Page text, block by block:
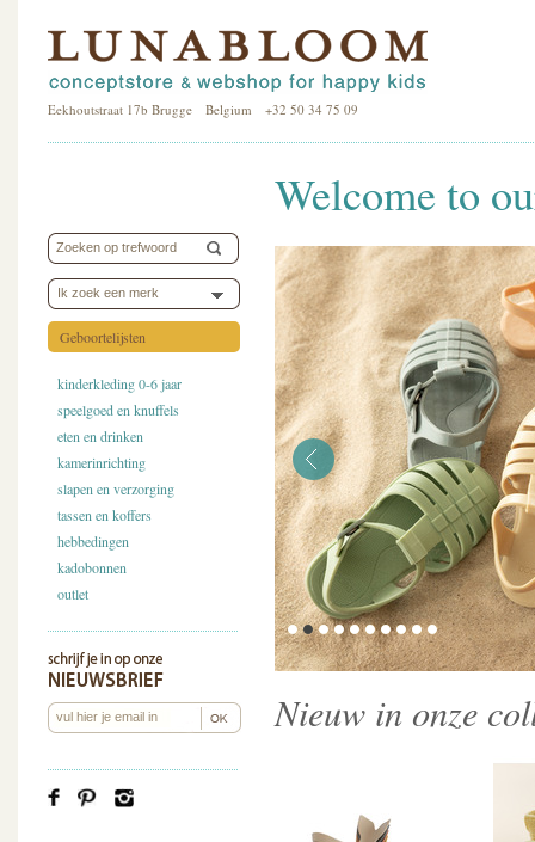
Eekhoutstraat 17b Brugge Belgium +32 50 34 75 09
Ik zoek een merk
Geboortelijsten
kinderkleding 0-6 jaar
speelgoed en knuffels
eten en drinken
kamerinrichting
slapen en verzorging
tassen en koffers
hebbedingen
kadobonnen
outlet
Welcome to
Nieuw in onze